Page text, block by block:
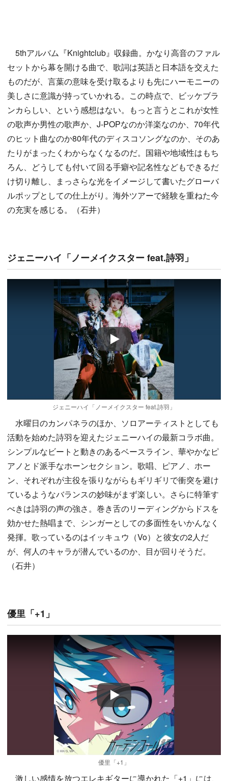
5thアルバム『Knightclub』収録曲。かなり高音のファル
セットから幕を開ける曲で、歌詞は英語と日本語を交えた
ものだが、言葉の意味を受け取るよりも先にハーモニーの
美しさに意識が持っていかれる。この時点で、ビッケブラ
ンカらしい、という感想はない。もっと言うとこれが女性
の歌声か男性の歌声か、J-POPなのか洋楽なのか、70年代
のヒット曲なのか80年代のディスコソングなのか、そのあ
たりがまったくわからなくなるのだ。国籍や地域性はもち
ろん、どうしても付いて回る手癖や記名性などもできるだ
け切り離し、まっさらな光をイメージして書いたグローバ
ルポップとしての仕上がり。海外ツアーで経験を重ねた今
の充実を感じる。（石井）
ジェニーハイ「ノーメイクスター feat.詩羽」
Play
ジェニーハイ「ノーメイクスター feat.詩羽」
水曜日のカンパネラのほか、ソロアーティストとしても
活動を始めた詩羽を迎えたジェニーハイの最新コラボ曲。
シンプルなビートと動きのあるベースライン、華やかなピ
アノとド派手なホーンセクション。歌唱、ピアノ、ホー
ン、それぞれが主役を張りながらもギリギリで衝突を避け
ているようなバランスの妙味がまず楽しい。さらに特筆す
べきは詩羽の声の強さ。巻き舌のリーディングからドスを
効かせた熱唱まで、シンガーとしての多面性をいかんなく
発揮。歌っているのはイッキュウ（Vo）と彼女の2人だ
が、何人のキャラが潜んでいるのか、目が回りそうだ。
（石井）
優里「+1」
Play
優里「+1」
激しい感情を放つエレキギターに導かれた「+1」には、